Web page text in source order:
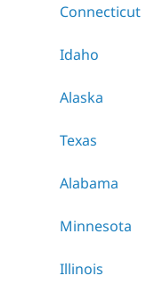
Connecticut
Idaho
Alaska
Texas
Alabama
Minnesota
Illinois